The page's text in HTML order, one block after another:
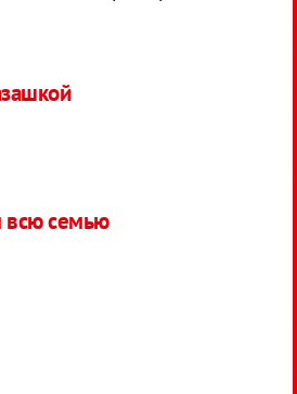
всю семью